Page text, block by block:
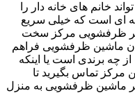
خانم های خانه دار را
ای است که خیلی سریع
ظرفشویی مرکز سخت
ماشین ظرفشویی فراهم
برندی است یا اینکه
تماس بگیرید تا
ماشین ظرفشویی به منزل